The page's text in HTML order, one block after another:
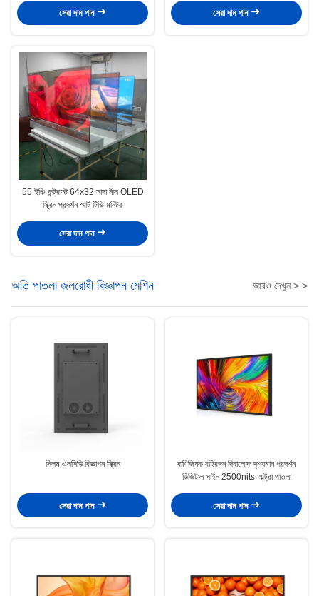
সেরা দাম পান সেরা দাম পান
55 ইঞ্চি কন্ট্রাস্ট 64x32 সাদা নীল OLED
স্ক্রিন প্রদর্শন স্মার্ট টিভি মনিটর
সেরা দাম পান
অতি পাতলা জলরোধী বিজ্ঞাপন মেশিন আরও দেখুন > >
স্লিম এলসিডি বিজ্ঞাপন স্ক্রিন
সেরা দাম পান
বাণিজ্যিক বহিরঙ্গন দিবালোক দৃশ্যমান প্রদর্শন
ডিজিটাল সাইন 2500nits আল্ট্রা পাতলা
সেরা দাম পান